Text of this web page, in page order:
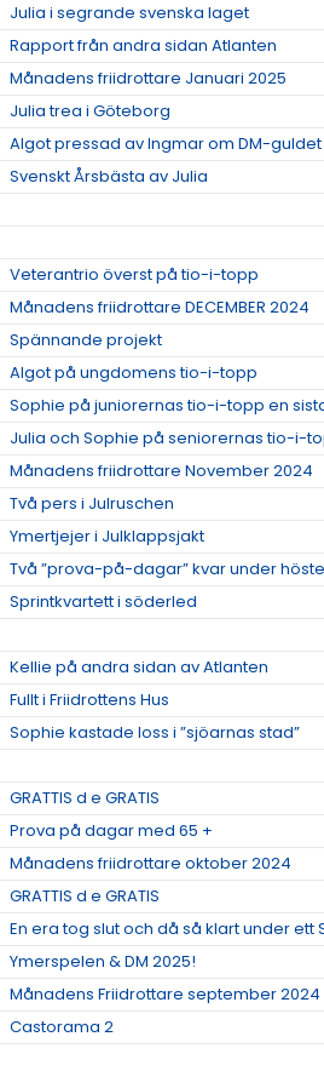
Julia i segrande svenska laget
Rapport från andra sidan Atlanten
Månadens friidrottare Januari 2025
Julia trea i Göteborg
Algot pressad av Ingmar om DM-guldet
Svenskt Årsbästa av Julia
Veterantrio överst på tio-i-topp
Månadens friidrottare DECEMBER 2024
Spännande projekt
Algot på ungdomens tio-i-topp
Sophie på juniorernas tio-i-topp en
Julia och Sophie på seniorernas tio-i-
Månadens friidrottare November 2024
Två pers i Julruschen
Ymertjejer i Julklappsjakt
Två ”prova-på-dagar” kvar under
Sprintkvartett i söderled
Kellie på andra sidan av Atlanten
Fullt i Friidrottens Hus
Sophie kastade loss i ”sjöarnas stad”
GRATTIS d e GRATIS
Prova på dagar med 65 +
Månadens friidrottare oktober 2024
GRATTIS d e GRATIS
En era tog slut och då så klart under ett
Ymerspelen & DM 2025!
Månadens Friidrottare september 2024
Castorama 2